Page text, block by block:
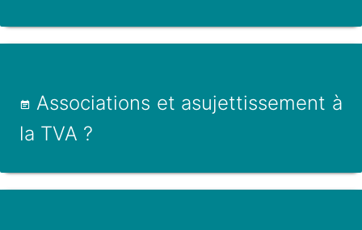
Associations et asujettissement à
la TVA ?